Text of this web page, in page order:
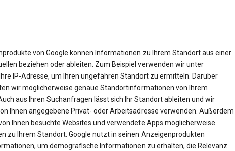
von Google können Informationen zu Ihrem Standort aus einer
beziehen oder ableiten. Zum Beispiel verwenden wir unter
IP-Adresse, um Ihren ungefähren Standort zu ermitteln. Darüber
wir möglicherweise genaue Standortinformationen von Ihrem
aus Ihren Suchanfragen lässt sich Ihr Standort ableiten und wir
Ihnen angegebene Privat- oder Arbeitsadresse verwenden. Außerdem
Ihnen besuchte Websites und verwendete Apps möglicherweise
zu Ihrem Standort. Google nutzt in seinen Anzeigenprodukten
um demografische Informationen zu erhalten, die Relevanz